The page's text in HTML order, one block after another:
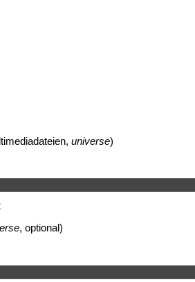
universe)
, optional)